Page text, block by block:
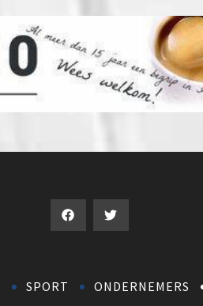
SPORT ONDERNEMERS